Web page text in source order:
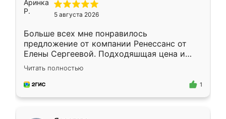
5 августа 2026
Больше всех мне понравилось
предложение от компании Ренессанс от
Елены Сергеевой. Подходяшщая цена и
короткие сроки изготовления. Приехавший
для замера сотрудник Владислав
предложил по моему эскизу самый
Читать полностью
1